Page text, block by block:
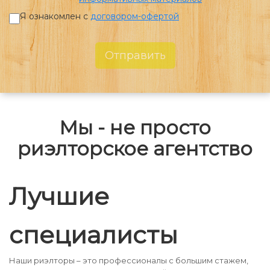
Я ознакомлен с договором-офертой
Отправить
Мы - не просто
риэлторское агентство
Лучшие
специалисты
Наши риэлторы – это профессионалы с большим стажем,